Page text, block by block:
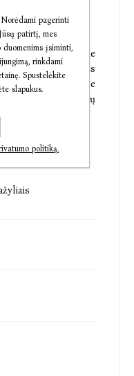
kiekviename
mažuosius
veiklos, knygelėje
bei vis kitokių
pagerinti
patirtį, mes
duomenims įsiminti,
rinkdami
Spustelėkite
slapukus.
politiką.